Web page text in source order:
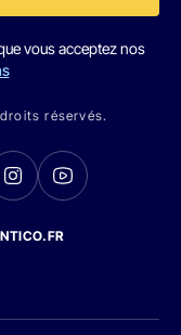
vous acceptez nos
réservés.